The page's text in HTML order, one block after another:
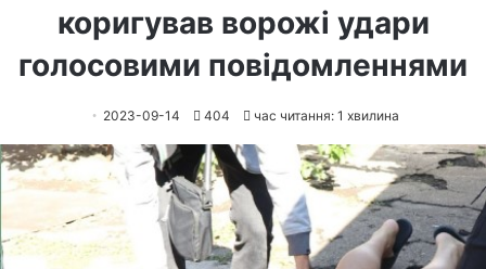
коригував ворожі удари
голосовими повідомленнями
2023-09-14 404 час читання: 1 хвилина